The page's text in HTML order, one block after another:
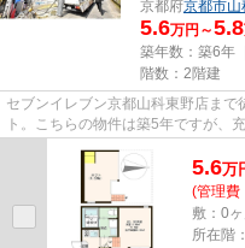
京都府京都市山
5.6万円～5.8
築年数：築6年
階数：2階建
セブンイレブン京都山科東野店ま
ト。こちらの物件は築5年ですが、
5.6万
(管理費
敷：0
所在階